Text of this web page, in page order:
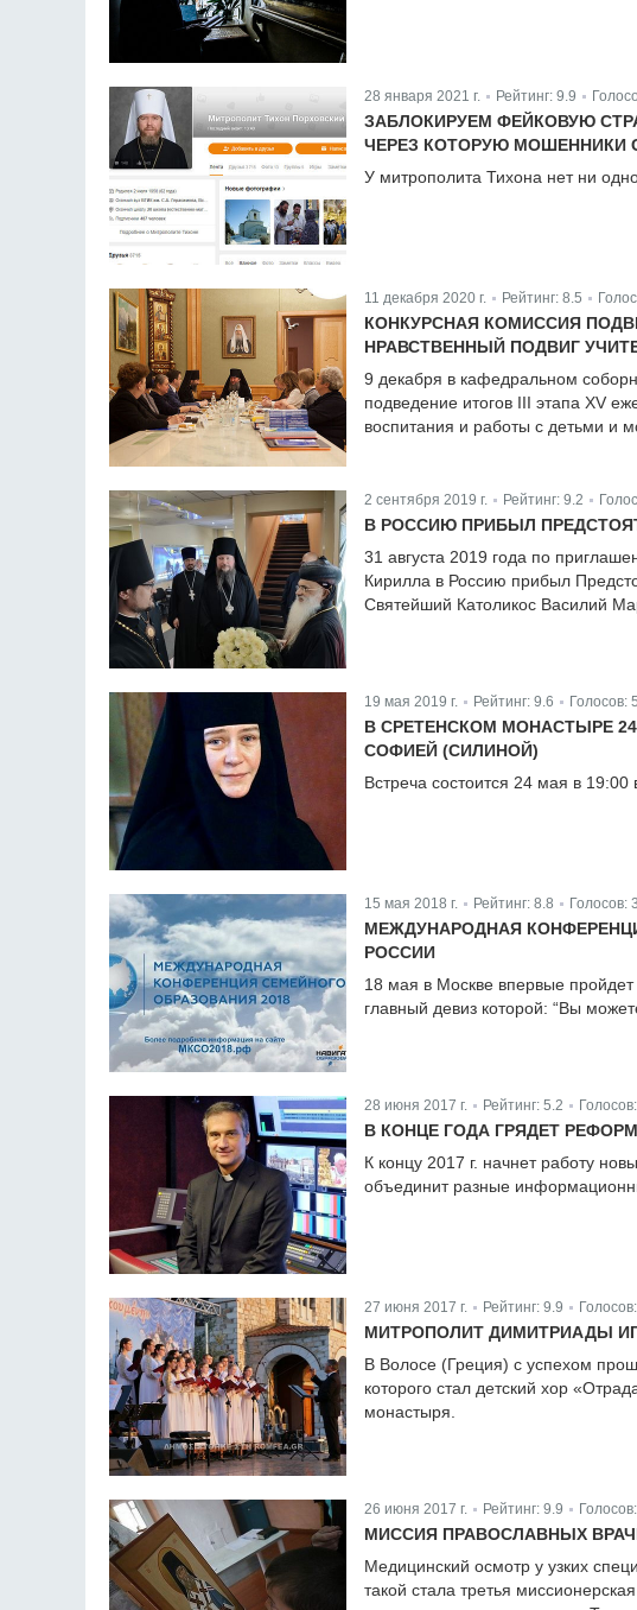
28 января 2021 г. Рейтинг: 9.9
ЗАБЛОКИРУЕМ ФЕЙКОВУЮ
ЧЕРЕЗ КОТОРУЮ МОШЕННИКИ
У митрополита Тихона нет ни
11 декабря 2020 г. Рейтинг: 8.5
КОНКУРСНАЯ КОМИССИЯ
НРАВСТВЕННЫЙ ПОДВИГ
9 декабря в кафедральном
подведение итогов III этапа XV
воспитания и работы с детьми и
2 сентября 2019 г. Рейтинг: 9.2
В РОССИЮ ПРИБЫЛ
31 августа 2019 года по
Кирилла в Россию прибыл
Святейший Католикос Василий
19 мая 2019 г. Рейтинг: 9.6 Голосов:
В СРЕТЕНСКОМ МОНАСТЫРЕ
СОФИЕЙ (СИЛИНОЙ)
Встреча состоится 24 мая в
15 мая 2018 г. Рейтинг: 8.8 Голосов:
МЕЖДУНАРОДНАЯ
РОССИИ
18 мая в Москве впервые
главный девиз которой: “Вы
28 июня 2017 г. Рейтинг: 5.2 Голосов:
В КОНЦЕ ГОДА ГРЯДЕТ
К концу 2017 г. начнет работу
объединит разные
27 июня 2017 г. Рейтинг: 9.9 Голосов:
МИТРОПОЛИТ ДИМИТРИАДЫ
В Волосе (Греция) с успехом
которого стал детский хор
монастыря.
26 июня 2017 г. Рейтинг: 9.9 Голосов:
МИССИЯ ПРАВОСЛАВНЫХ
Медицинский осмотр у узких
такой стала третья